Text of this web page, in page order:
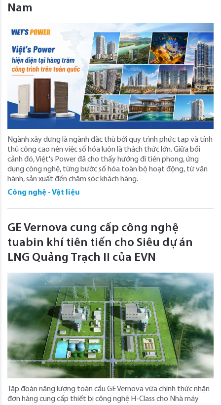
Nam
Ngành xây dựng là ngành đặc thù bởi quy trình phức tạp và tính
thủ công cao nên việc số hóa luôn là thách thức lớn. Giữa bối
cảnh đó, Việt's Power đã cho thấy hướng đi tiên phong, ứng
dụng công nghệ, từng bước số hóa toàn bộ hoạt động, từ vận
hành, sản xuất đến chăm sóc khách hàng.
Công nghệ - Vật liệu
GE Vernova cung cấp công nghệ
tuabin khí tiên tiến cho Siêu dự án
LNG Quảng Trạch II của EVN
Tập đoàn năng lượng toàn cầu GE Vernova vừa chính thức nhận
đơn hàng cung cấp thiết bị công nghệ H-Class cho Nhà máy